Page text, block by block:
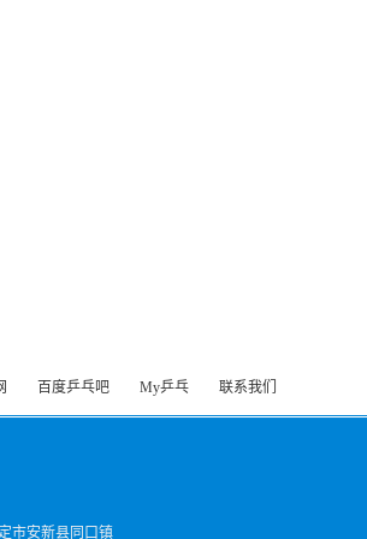
百度乒乓吧 My乒乓 联系我们
市安新县同口镇